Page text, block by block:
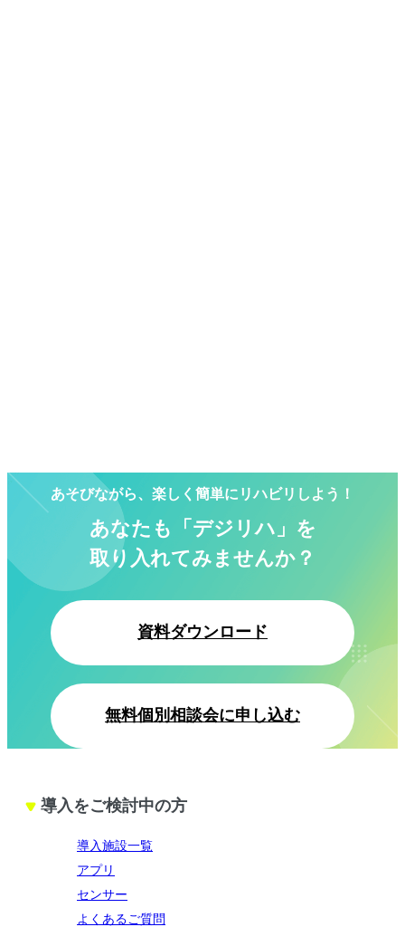
あそびながら、楽しく簡単にリハビリしよう！
あなたも「デジリハ」を
取り入れてみませんか？
資料ダウンロード
無料個別相談会に申し込む
導入をご検討中の方
導入施設一覧
アプリ
センサー
よくあるご質問